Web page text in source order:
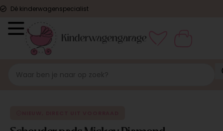
Dé kinderwagenspecialist